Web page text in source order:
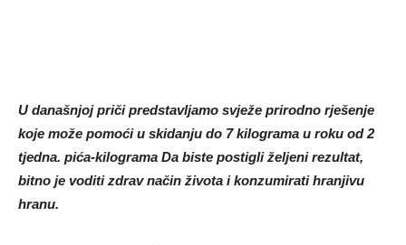
U današnjoj priči predstavljamo svježe prirodno rješenje
koje može pomoći u skidanju do 7 kilograma u roku od 2
tjedna. pića-kilograma Da biste postigli željeni rezultat,
bitno je voditi zdrav način života i konzumirati hranjivu
hranu.